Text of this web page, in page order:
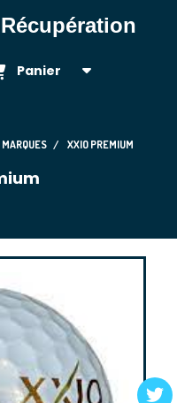
Panier
XXIO PREMIUM